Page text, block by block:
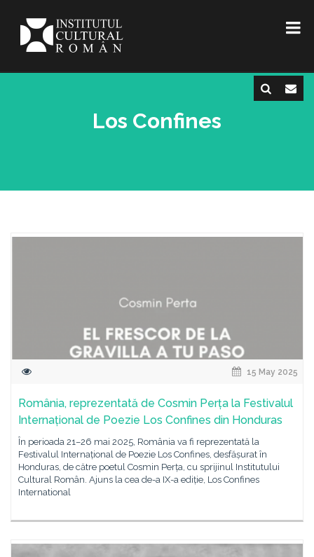
Los Confines
15 May 2025
România, reprezentată de Cosmin Perța la Festivalul
Internațional de Poezie Los Confines din Honduras
În perioada 21–26 mai 2025, România va fi reprezentată la
Festivalul Internațional de Poezie Los Confines, desfășurat în
Honduras, de către poetul Cosmin Perța, cu sprijinul Institutului
Cultural Român. Ajuns la cea de-a IX-a ediție, Los Confines
International